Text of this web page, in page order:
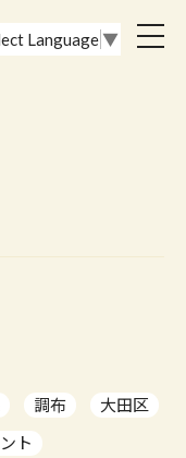
Language ▼
調布
大田区
ト